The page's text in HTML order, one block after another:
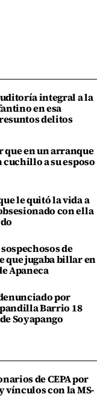
integral a la
en esa
delitos
que en un arranque
cuchillo a su esposo
le quitó la vida a
con ella
de
que jugaba billar en
Apaneca
por
Barrio 18
Soyapango
de CEPA por
vínculos con la MS-